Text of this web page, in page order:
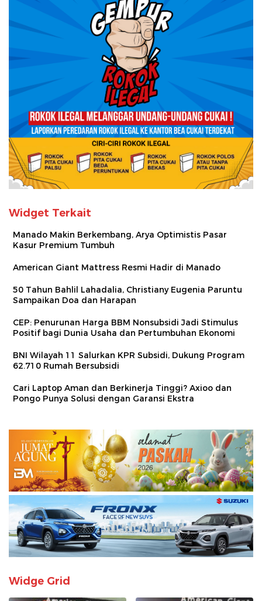
Widget Terkait
Manado Makin Berkembang, Arya Optimistis Pasar
Kasur Premium Tumbuh
American Giant Mattress Resmi Hadir di Manado
50 Tahun Bahlil Lahadalia, Christiany Eugenia Paruntu
Sampaikan Doa dan Harapan
CEP: Penurunan Harga BBM Nonsubsidi Jadi Stimulus
Positif bagi Dunia Usaha dan Pertumbuhan Ekonomi
BNI Wilayah 11 Salurkan KPR Subsidi, Dukung Program
62.710 Rumah Bersubsidi
Cari Laptop Aman dan Berkinerja Tinggi? Axioo dan
Pongo Punya Solusi dengan Garansi Ekstra
Widge Grid